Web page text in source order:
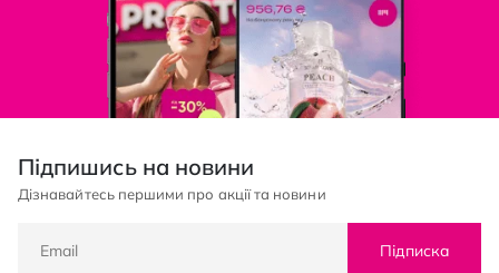
Підпишись на новини
Дізнавайтесь першими про акції та новини
Підписка